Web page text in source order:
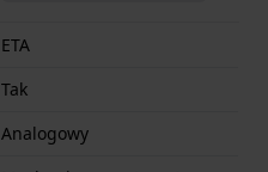
ETA
Tak
Analogowy